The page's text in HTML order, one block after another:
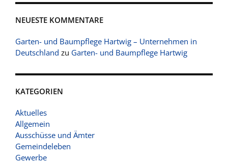
NEUESTE KOMMENTARE
Garten- und Baumpflege Hartwig – Unternehmen in
Deutschland zu Garten- und Baumpflege Hartwig
KATEGORIEN
Aktuelles
Allgemein
Ausschüsse und Ämter
Gemeindeleben
Gewerbe